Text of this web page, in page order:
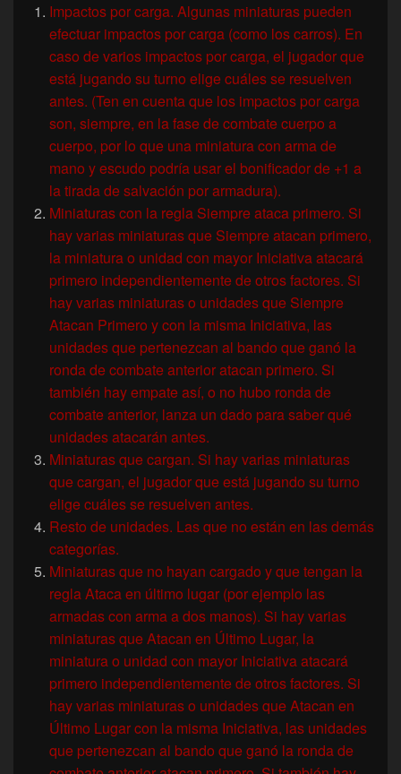
Impactos por carga. Algunas miniaturas pueden
efectuar impactos por carga (como los carros). En
caso de varios impactos por carga, el jugador que
está jugando su turno elige cuáles se resuelven
antes. (Ten en cuenta que los impactos por carga
son, siempre, en la fase de combate cuerpo a
cuerpo, por lo que una miniatura con arma de
mano y escudo podría usar el bonificador de +1 a
la tirada de salvación por armadura).
Miniaturas con la regla Siempre ataca primero. Si
hay varias miniaturas que Siempre atacan primero,
la miniatura o unidad con mayor Iniciativa atacará
primero independientemente de otros factores. Si
hay varias miniaturas o unidades que Siempre
Atacan Primero y con la misma Iniciativa, las
unidades que pertenezcan al bando que ganó la
ronda de combate anterior atacan primero. Si
también hay empate así, o no hubo ronda de
combate anterior, lanza un dado para saber qué
unidades atacarán antes.
Miniaturas que cargan. Si hay varias miniaturas
que cargan, el jugador que está jugando su turno
elige cuáles se resuelven antes.
Resto de unidades. Las que no están en las demás
categorías.
Miniaturas que no hayan cargado y que tengan la
regla Ataca en último lugar (por ejemplo las
armadas con arma a dos manos). Si hay varias
miniaturas que Atacan en Último Lugar, la
miniatura o unidad con mayor Iniciativa atacará
primero independientemente de otros factores. Si
hay varias miniaturas o unidades que Atacan en
Último Lugar con la misma Iniciativa, las unidades
que pertenezcan al bando que ganó la ronda de